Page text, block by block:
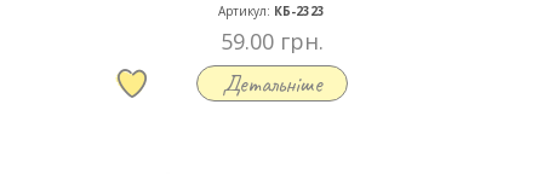
Артикул: КБ-2323
59.00 грн.
Детальніше